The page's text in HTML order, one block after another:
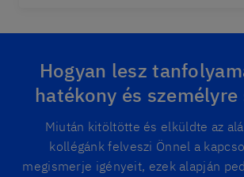
Hogyan lesz
hatékony és
Miután kitöltötte és elküldte az
kollégánk felveszi Önnel a
megismerje igényeit, ezek alapján